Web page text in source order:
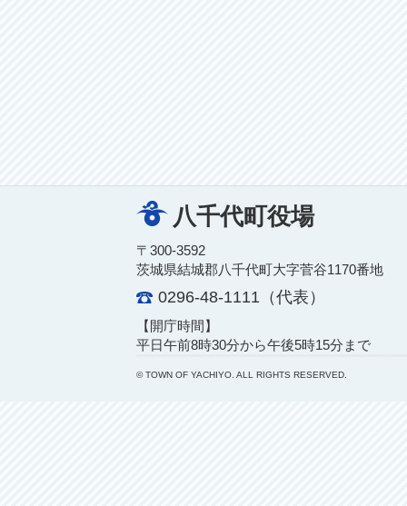
八千代町役場
〒300-3592
茨城県結城郡八千代町大字菅谷1170番地
0296-48-1111（代表）
【開庁時間】
平日午前8時30分から午後5時15分まで
© TOWN OF YACHIYO. ALL RIGHTS RESERVED.